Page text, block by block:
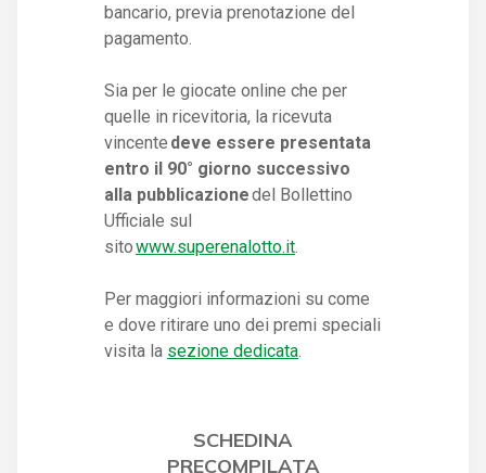
bancario, previa prenotazione del
pagamento.
Sia per le giocate online che per
quelle in ricevitoria, la ricevuta
vincente deve essere presentata
entro il 90° giorno successivo
alla pubblicazionedel Bollettino
Ufficiale sul
sitowww.superenalotto.it.
Per maggiori informazioni su come
e dove ritirare uno dei premi speciali
visita la sezione dedicata.
SCHEDINA
PRECOMPILATA